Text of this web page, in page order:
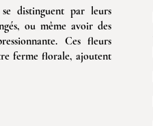
distinguent par leurs
ou même avoir des
Ces fleurs
ferme florale, ajoutent